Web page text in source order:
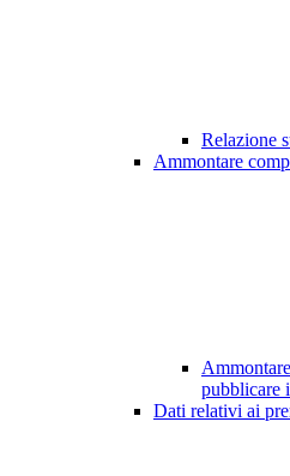
Relazione
Ammontare
pubblicare
Dati relativi ai